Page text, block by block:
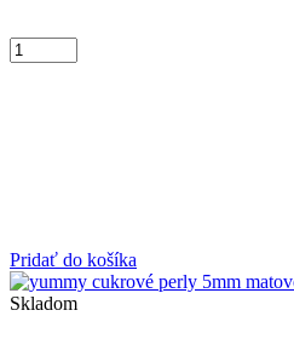
Pridať do košíka
Skladom